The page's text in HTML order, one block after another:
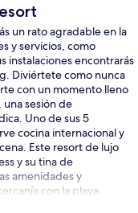
un rato agradable en la
y servicios, como
instalaciones encontrarás
Diviértete como nunca
con un momento lleno
sesión de
Uno de sus 5
cocina internacional y
Este resort de lujo
y su tina de
amenidades y
con la playa.